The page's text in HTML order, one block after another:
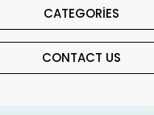
CATEGORİES
CONTACT US